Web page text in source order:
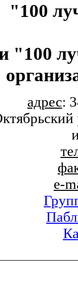
"100
"100
адрес:
e-